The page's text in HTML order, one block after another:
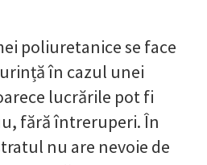
poliuretanice se face
în cazul unei
lucrările pot fi
fără întreruperi. În
nu are nevoie de